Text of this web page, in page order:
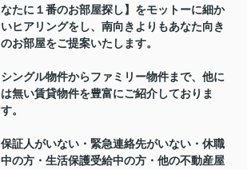
なたに１番のお部屋探し】をモットーに細か
いヒアリングをし、南向きよりもあなた向き
のお部屋をご提案いたします。
シングル物件からファミリー物件まで、他に
は無い賃貸物件を豊富にご紹介しておりま
す。
保証人がいない・緊急連絡先がいない・休職
中の方・生活保護受給中の方・他の不動産屋